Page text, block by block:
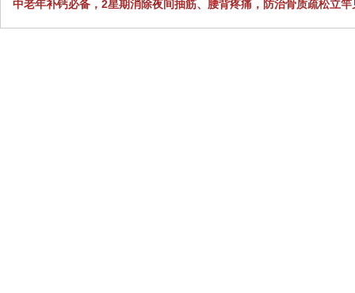
中老年补钙必备，2星期消除夜间抽筋、腰背疼痛，防治骨质疏松立竿